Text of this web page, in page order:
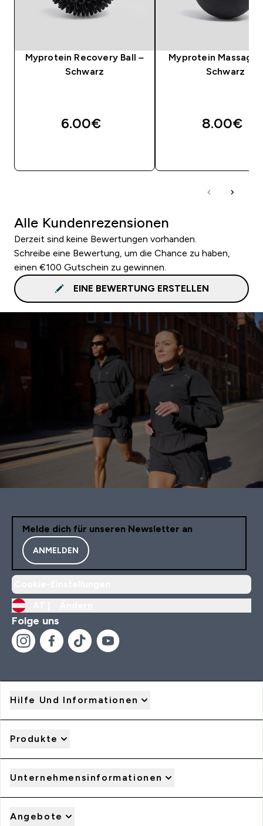
Myprotein Recovery Ball –
Schwarz
6.00€‎
Myprotein
Schwarz
8.00€‎
Alle Kundenrezensionen
Derzeit sind keine Bewertungen vorhanden.
Schreibe eine Bewertung, um die Chance zu haben,
einen €100 Gutschein zu gewinnen.
EINE BEWERTUNG ERSTELLEN
Melde dich für unseren Newsletter an
ANMELDEN
Folge uns
Hilfe Und Informationen
Produkte
Unternehmensinformationen
Angebote